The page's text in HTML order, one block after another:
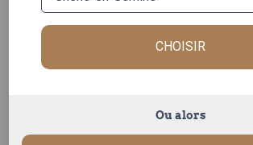
CHOISIR
Ou alors